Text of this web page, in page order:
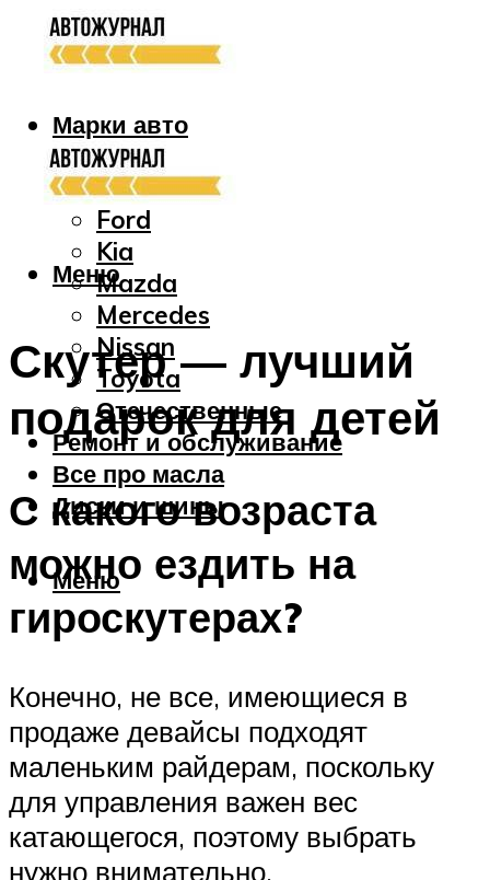
Марки авто
Audi
Bmw
Ford
Kia
Mazda
Mercedes
Nissan
Toyota
Отечественные
Ремонт и обслуживание
Все про масла
Диски и шины
Меню
Меню
Скутер — лучший
подарок для детей
С какого возраста
можно ездить на
гироскутерах?
Конечно, не все, имеющиеся в
продаже девайсы подходят
маленьким райдерам, поскольку
для управления важен вес
катающегося, поэтому выбрать
нужно внимательно.